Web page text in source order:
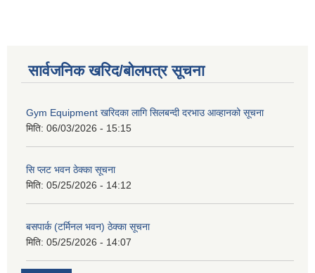
सार्वजनिक खरिद/बोलपत्र सूचना
Gym Equipment खरिदका लागि सिलबन्दी दरभाउ आव्हानको सूचना
मिति: 06/03/2026 - 15:15
सि प्लट भवन ठेक्का सूचना
मिति: 05/25/2026 - 14:12
बसपार्क (टर्मिनल भवन) ठेक्का सूचना
मिति: 05/25/2026 - 14:07